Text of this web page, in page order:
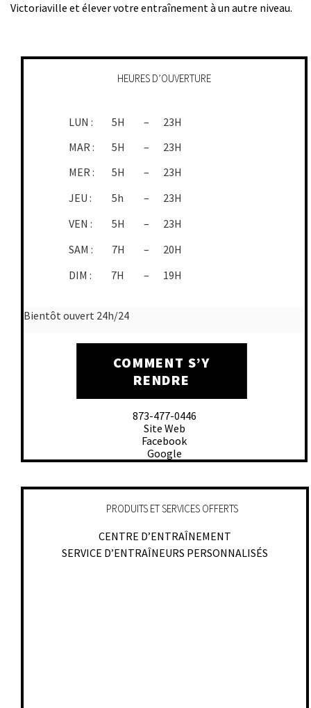
Victoriaville et élever votre entraînement à un autre niveau.
HEURES D’OUVERTURE
LUN : 5H –
23H
MAR :
5H –
23H
MER :
5H –
23H
JEU :
5h –
23H
VEN :
5H –
23H
SAM :
7H –
20H
DIM :
7H – 19H
Bientôt ouvert 24h/24
COMMENT S’Y
RENDRE
873-477-0446
Site Web
Facebook
Google
PRODUITS ET SERVICES OFFERTS
CENTRE D’ENTRAÎNEMENT
SERVICE D’ENTRAÎNEURS PERSONNALISÉS